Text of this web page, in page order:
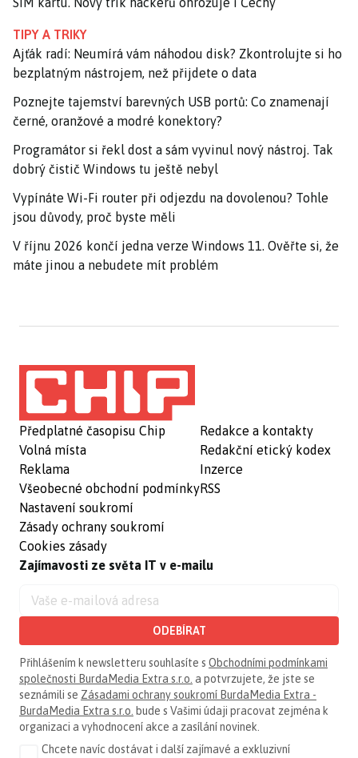
TIPY A TRIKY
Ajťák radí: Neumírá vám náhodou disk? Zkontrolujte si ho
bezplatným nástrojem, než přijdete o data
Poznejte tajemství barevných USB portů: Co znamenají
černé, oranžové a modré konektory?
Programátor si řekl dost a sám vyvinul nový nástroj. Tak
dobrý čistič Windows tu ještě nebyl
Vypínáte Wi-Fi router při odjezdu na dovolenou? Tohle
jsou důvody, proč byste měli
V říjnu 2026 končí jedna verze Windows 11. Ověřte si, že
máte jinou a nebudete mít problém
Předplatné časopisu Chip
Volná místa
Reklama
Všeobecné obchodní podmínky
Nastavení soukromí
Zásady ochrany soukromí
Cookies zásady
Redakce a kontakty
Redakční etický kodex
Inzerce
RSS
Zajímavosti ze světa IT v e-mailu
ODEBÍRAT
Přihlášením k newsletteru souhlasíte s Obchodními podmínkami
společnosti BurdaMedia Extra s.r.o. a potvrzujete, že jste se
seznámili se Zásadami ochrany soukromí BurdaMedia Extra -
BurdaMedia Extra s.r.o. bude s Vašimi údaji pracovat zejména k
organizaci a vyhodnocení akce a zasílání novinek.
Chcete navíc dostávat i další zajímavé a exkluzivní